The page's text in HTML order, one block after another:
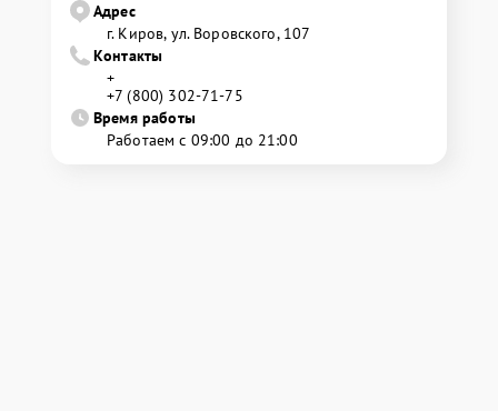
Адрес
г. Киров, ул. Воровского, 107
Контакты
+
+7 (800) 302-71-75
Время работы
Работаем с 09:00 до 21:00